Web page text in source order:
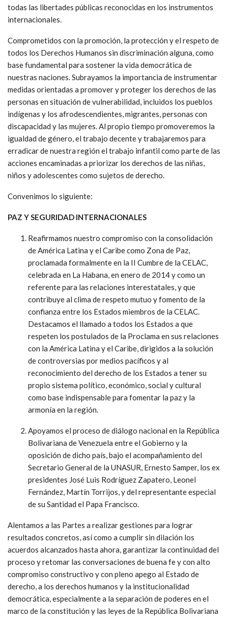
todas las libertades públicas reconocidas en los instrumentos
internacionales.
Comprometidos con la promoción, la protección y el respeto de
todos los Derechos Humanos sin discriminación alguna, como
base fundamental para sostener la vida democrática de
nuestras naciones. Subrayamos la importancia de instrumentar
medidas orientadas a promover y proteger los derechos de las
personas en situación de vulnerabilidad, incluidos los pueblos
indígenas y los afrodescendientes, migrantes, personas con
discapacidad y las mujeres. Al propio tiempo promoveremos la
igualdad de género, el trabajo decente y trabajaremos para
erradicar de nuestra región el trabajo infantil como parte de las
acciones encaminadas a priorizar los derechos de las niñas,
niños y adolescentes como sujetos de derecho.
Convenimos lo siguiente:
PAZ Y SEGURIDAD INTERNACIONALES
Reafirmamos nuestro compromiso con la consolidación
de América Latina y el Caribe como Zona de Paz,
proclamada formalmente en la II Cumbre de la CELAC,
celebrada en La Habana, en enero de 2014 y como un
referente para las relaciones interestatales, y que
contribuye al clima de respeto mutuo y fomento de la
confianza entre los Estados miembros de la CELAC.
Destacamos el llamado a todos los Estados a que
respeten los postulados de la Proclama en sus relaciones
con la América Latina y el Caribe, dirigidos a la solución
de controversias por medios pacíficos y al
reconocimiento del derecho de los Estados a tener su
propio sistema político, económico, social y cultural
como base indispensable para fomentar la paz y la
armonía en la región.
Apoyamos el proceso de diálogo nacional en la República
Bolivariana de Venezuela entre el Gobierno y la
oposición de dicho país, bajo el acompañamiento del
Secretario General de la UNASUR, Ernesto Samper, los ex
presidentes José Luis Rodríguez Zapatero, Leonel
Fernández, Martín Torrijos, y del representante especial
de su Santidad el Papa Francisco.
Alentamos a las Partes a realizar gestiones para lograr
resultados concretos, así como a cumplir sin dilación los
acuerdos alcanzados hasta ahora, garantizar la continuidad del
proceso y retomar las conversaciones de buena fe y con alto
compromiso constructivo y con pleno apego al Estado de
derecho, a los derechos humanos y la institucionalidad
democrática, especialmente a la separación de poderes en el
marco de la constitución y las leyes de la República Bolivariana